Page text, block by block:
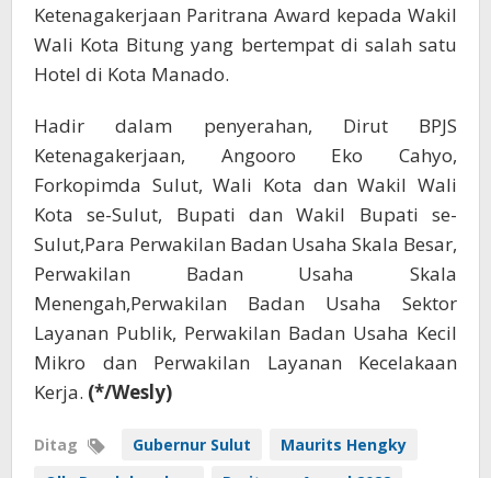
Ketenagakerjaan Paritrana Award kepada Wakil
Wali Kota Bitung yang bertempat di salah satu
Hotel di Kota Manado.
Hadir dalam penyerahan, Dirut BPJS
Ketenagakerjaan, Angooro Eko Cahyo,
Forkopimda Sulut, Wali Kota dan Wakil Wali
Kota se-Sulut, Bupati dan Wakil Bupati se-
Sulut,Para Perwakilan Badan Usaha Skala Besar,
Perwakilan Badan Usaha Skala
Menengah,Perwakilan Badan Usaha Sektor
Layanan Publik, Perwakilan Badan Usaha Kecil
Mikro dan Perwakilan Layanan Kecelakaan
Kerja. (*/Wesly)
Ditag Gubernur Sulut
Maurits Hengky